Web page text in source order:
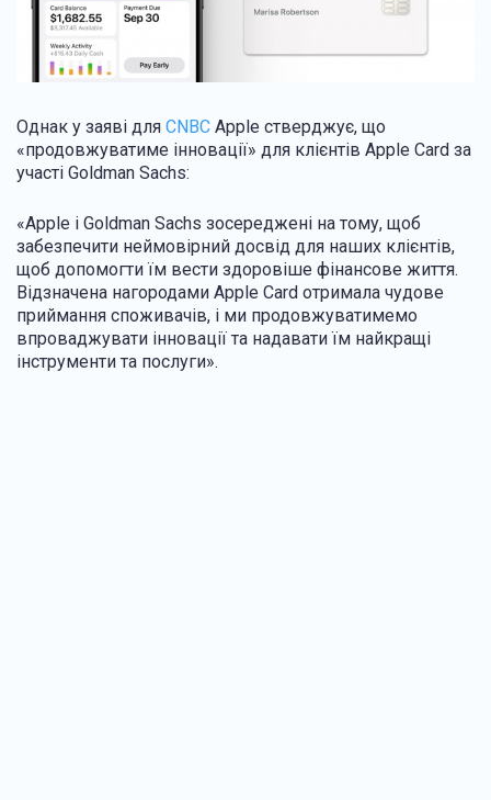
Однак у заяві для CNBC Apple стверджує, що
«продовжуватиме інновації» для клієнтів Apple Card за
участі Goldman Sachs:
«Apple і Goldman Sachs зосереджені на тому, щоб
забезпечити неймовірний досвід для наших клієнтів,
щоб допомогти їм вести здоровіше фінансове життя.
Відзначена нагородами Apple Card отримала чудове
приймання споживачів, і ми продовжуватимемо
впроваджувати інновації та надавати їм найкращі
інструменти та послуги».